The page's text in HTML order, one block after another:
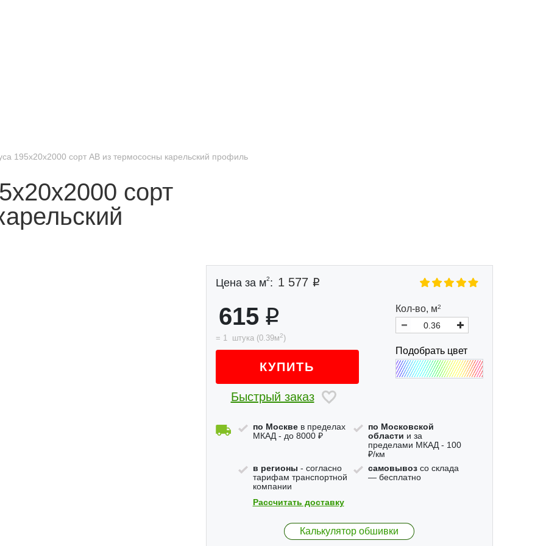
195x20x2000 сорт АВ из термососны карельский профиль
сорт
Цена за м2: 1 577
615
= 1 штука(0.39м2)
КУПИТЬ
Быстрый заказ
Кол-во, м2
Подобрать цвет
по Москвев пределах
МКАД - до 8000 ₽
по Московской
области и за
пределами МКАД - 100
₽/км
в регионы - согласно
тарифам транспортной
компании
самовывозсо склада
— бесплатно
Рассчитать доставку
Калькулятор обшивки